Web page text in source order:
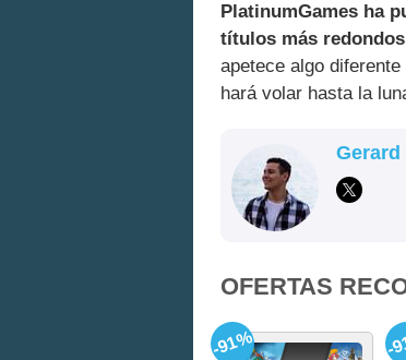
PlatinumGames ha
títulos más
apetece algo
hará volar hasta la
Gerard
OFERTAS
-91% -